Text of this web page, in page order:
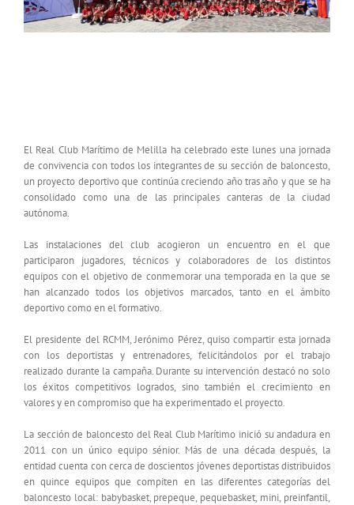
El Real Club Marítimo de Melilla ha celebrado este lunes una jornada
de convivencia con todos los integrantes de su sección de baloncesto,
un proyecto deportivo que continúa creciendo año tras año y que se ha
consolidado como una de las principales canteras de la ciudad
autónoma.
Las instalaciones del club acogieron un encuentro en el que
participaron jugadores, técnicos y colaboradores de los distintos
equipos con el objetivo de conmemorar una temporada en la que se
han alcanzado todos los objetivos marcados, tanto en el ámbito
deportivo como en el formativo.
El presidente del RCMM, Jerónimo Pérez, quiso compartir esta jornada
con los deportistas y entrenadores, felicitándolos por el trabajo
realizado durante la campaña. Durante su intervención destacó no solo
los éxitos competitivos logrados, sino también el crecimiento en
valores y en compromiso que ha experimentado el proyecto.
La sección de baloncesto del Real Club Marítimo inició su andadura en
2011 con un único equipo sénior. Más de una década después, la
entidad cuenta con cerca de doscientos jóvenes deportistas distribuidos
en quince equipos que compiten en las diferentes categorías del
baloncesto local: babybasket, prepeque, pequebasket, mini, preinfantil,